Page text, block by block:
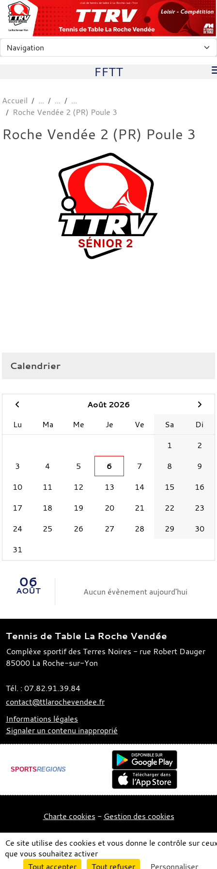
club de tennis de table à La Roche-sur-Yon
FFTT
Accueil
Roche Vendée 2 (PR) Poule 3
Roche Vendée 2 (PR) Poule 3
Calendrier
Août 2026
Lu
Ma Me Je Ve Sa
Di
1
2
3
4 5 6 7 8
9
10
11 12 13 14 15
16
17
18 19 20 21 22
23
24
25 26 27 28 29
30
31
06
AOÛT Aucun évènement aujourd'hui
Tennis de Table La Roche Vendée
Complèxe sportif des Terres Noires - rue Robert Dauger
85000 La Roche-sur-Yon
Tél. : 07.82.91.39.84
contact@ttlarochevendee.fr
Informations légales
Signaler un contenu inapproprié
SPORTSREGIONS
Charte cookies Gestion des cookies
Envie de participer ?
Panneau de gestion des cookies
Ce site utilise des cookies et vous donne le contrôle sur
que vous souhaitez activer
Tout accepter
Tout refuser Personnaliser